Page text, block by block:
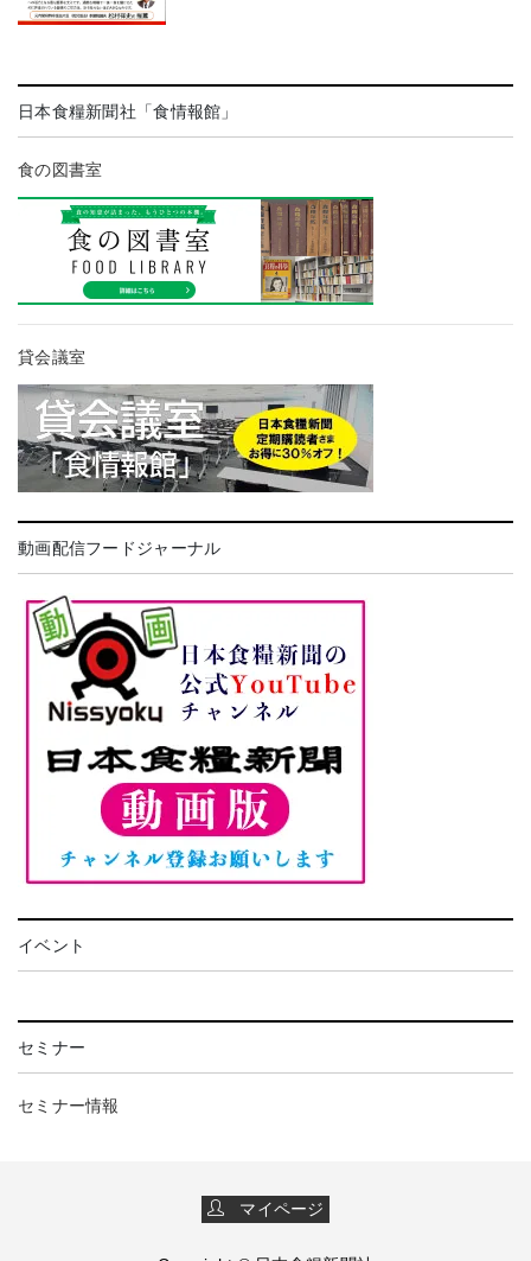
日本食糧新聞社「食情報館」
食の図書室
貸会議室
動画配信フードジャーナル
イベント
セミナー
セミナー情報
マイページ